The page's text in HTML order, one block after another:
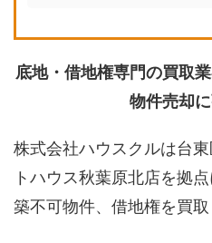
底地・借地権専門の買取
物件売却
株式会社ハウスクルは台
トハウス秋葉原北店を拠
築不可物件、借地権を買取